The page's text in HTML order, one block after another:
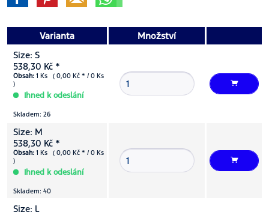
Varianta
Množství
Size: S
538,30 Kč *
Obsah: 1 Ks ( 0,00 Kč * / 0 Ks
)
Ihned k odeslání
Skladem: 26
Size: M
538,30 Kč *
Obsah: 1 Ks ( 0,00 Kč * / 0 Ks
)
Ihned k odeslání
Skladem: 40
Size: L